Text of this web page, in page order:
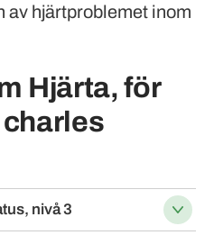
av hjärtproblemet inom
Hjärta, för
nivå 3